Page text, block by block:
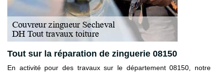
Tout sur la réparation de zinguerie 08150
En activité pour des travaux sur le département 08150, notre